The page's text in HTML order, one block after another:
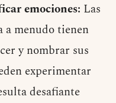
emociones: Las
a menudo tienen
y nombrar sus
experimentar
desafiante